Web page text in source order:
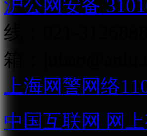
沪公网安备
线：021-
箱：
上海网警网络
中国互联网 网